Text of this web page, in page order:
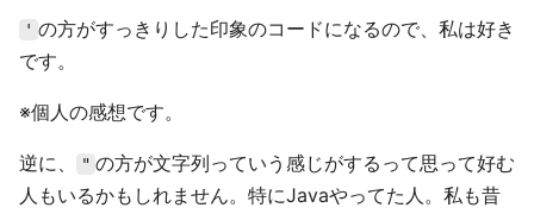
' の方がすっきりした印象のコードになるので、私は好き
です。
※個人の感想です。
逆に、 " の方が文字列っていう感じがするって思って好む
人もいるかもしれません。特にJavaやってた人。私も昔